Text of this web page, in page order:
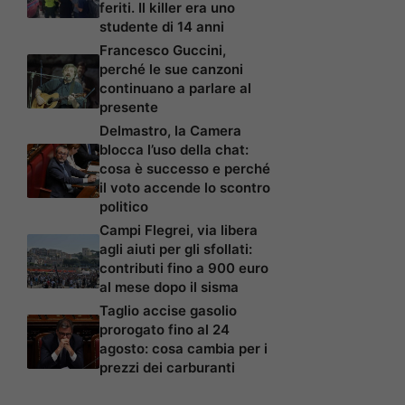
feriti. Il killer era uno
studente di 14 anni
Francesco Guccini,
perché le sue canzoni
continuano a parlare al
presente
Delmastro, la Camera
blocca l’uso della chat:
cosa è successo e perché
il voto accende lo scontro
politico
Campi Flegrei, via libera
agli aiuti per gli sfollati:
contributi fino a 900 euro
al mese dopo il sisma
Taglio accise gasolio
prorogato fino al 24
agosto: cosa cambia per i
prezzi dei carburanti